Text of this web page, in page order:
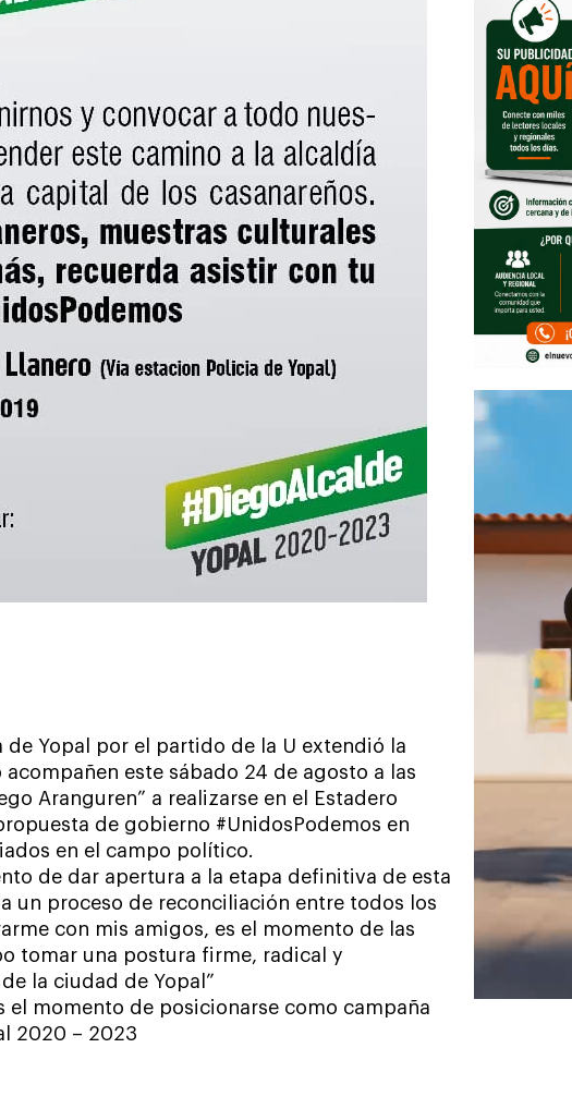
Yopal por el partido de la U extendió la
este sábado 24 de agosto a las
Aranguren” a realizarse en el Estadero
de gobierno #UnidosPodemos en
en el campo político.
de dar apertura a la etapa definitiva de esta
un proceso de reconciliación entre todos los
con mis amigos, es el momento de las
tomar una postura firme, radical y
la ciudad de Yopal”
el momento de posicionarse como campaña
2020 – 2023